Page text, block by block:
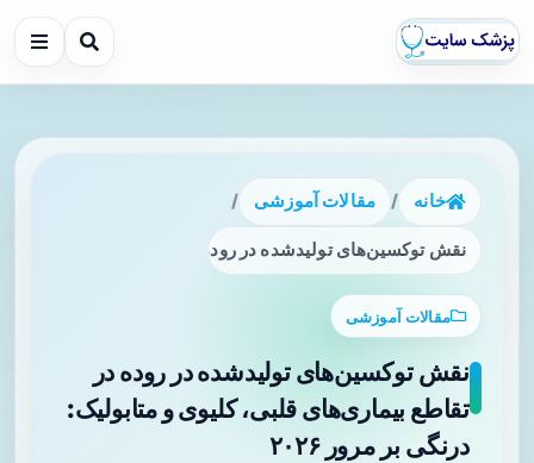
خانه / مقالات آموزشی /
نقش توکسین‌های تولیدشده در روده در تقاطع بیماری‌های قلبی،
مقالات آموزشی
نقش توکسین‌های تولیدشده در روده در
تقاطع بیماری‌های قلبی، کلیوی و متابولیک:
درنگی بر مرور ۲۰۲۶